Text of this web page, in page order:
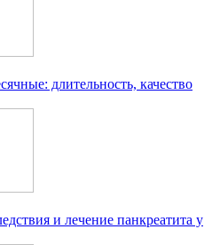
длительность, качество
и лечение панкреатита у